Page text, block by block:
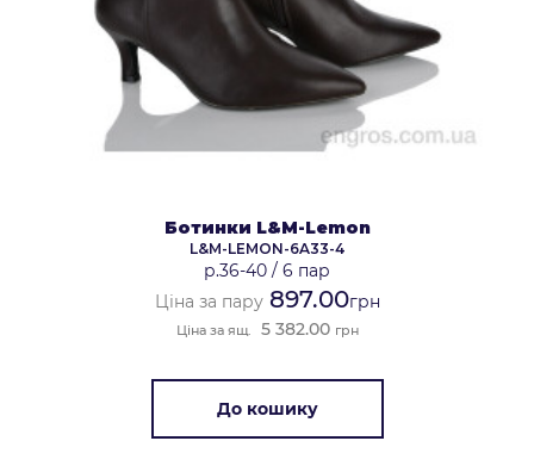
Ботинки L&M-Lemon
L&M-LEMON-6A33-4
р.36-40 / 6 пар
Ціна за пару897.00грн
Ціна за ящ. 5 382.00 грн
До кошику